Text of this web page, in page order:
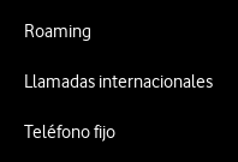
Roaming
Llamadas internacionales
Teléfono fijo